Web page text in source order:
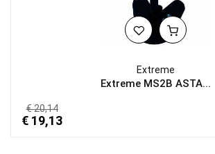
Extreme
Extreme MS2B ASTA...
€ 20,14
€ 19,13